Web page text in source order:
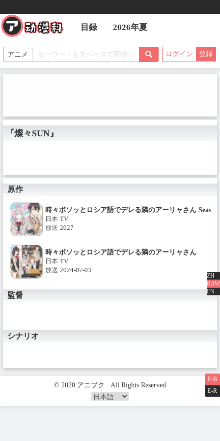
目録 2026年夏
ログイン 登録
ZH
RAW
EN
『燦々SUN』
原作
時々ボソッとロシア語でデレる隣のアーリャさん Season
日本 TV
放送 2027
時々ボソッとロシア語でデレる隣のアーリャさん
日本 TV
放送 2024-07-03
監督
シナリオ
F-B
E-R
© 2020 アニブク . All Rights Reserved